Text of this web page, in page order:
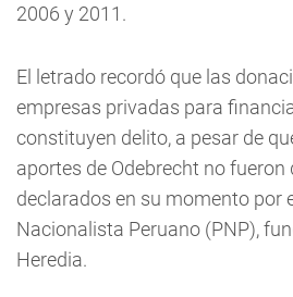
2006 y 2011.
El letrado recordó que las
empresas privadas para
constituyen delito, a pesar de
aportes de Odebrecht no
declarados en su momento por
Nacionalista Peruano (PNP),
Heredia.